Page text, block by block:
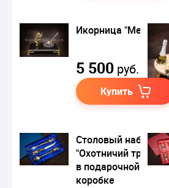
Икорница "Медведь"
5 500 руб.
Купить
Столовый набор
"Охотничий трофей"
в подарочной
коробке